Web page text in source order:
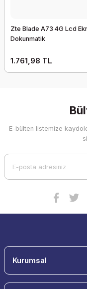
Zte Blade A73 4G Lcd
Dokunmatik
1.761,98 TL
E-bülten listemize
Kurumsal